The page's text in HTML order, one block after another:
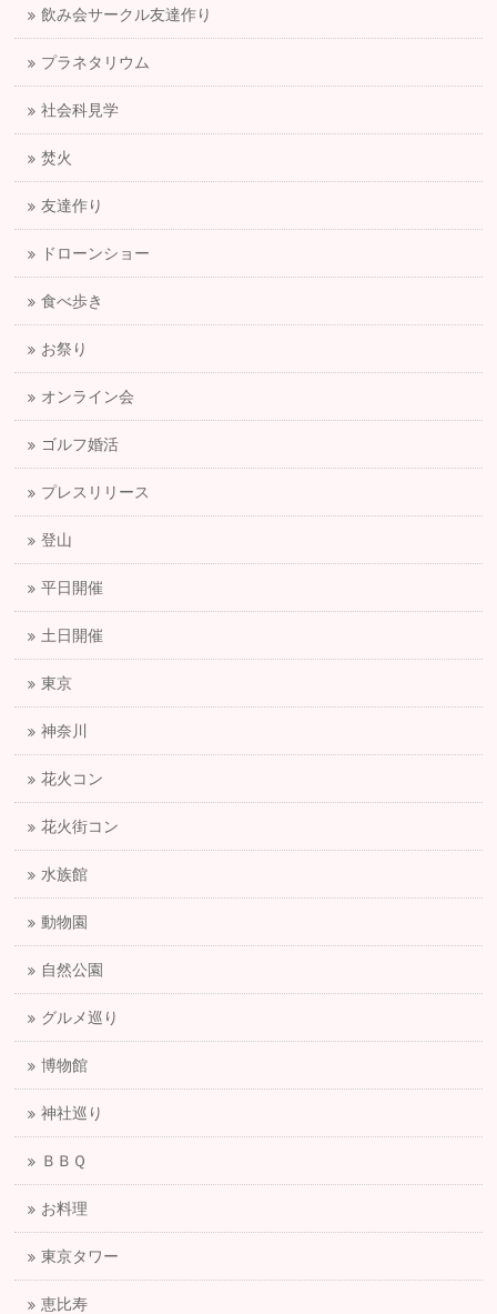
飲み会サークル友達作り
プラネタリウム
社会科見学
焚火
友達作り
ドローンショー
食べ歩き
お祭り
オンライン会
ゴルフ婚活
プレスリリース
登山
平日開催
土日開催
東京
神奈川
花火コン
花火街コン
水族館
動物園
自然公園
グルメ巡り
博物館
神社巡り
ＢＢＱ
お料理
東京タワー
恵比寿